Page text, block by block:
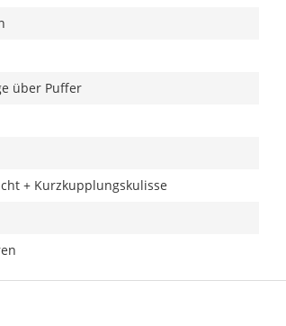
über Puffer
+ Kurzkupplungskulisse